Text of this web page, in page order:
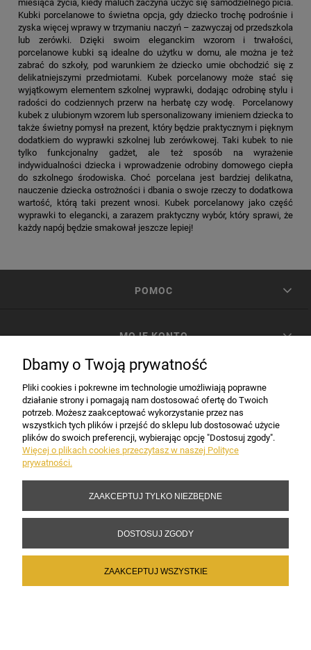
miesiąca życia, kiedy maluch zaczyna uczyć się samodzielnego picia.
Kubki porcelanowe to świetna opcja, gdy dziecko trochę podrośnie i
zyska więcej wprawy w trzymaniu naczyń – zazwyczaj od przedszkola
lub zerówki. Dzięki swoim eleganckim wzorom i trwałości,
porcelanowe kubki są idealne do użytku w domu, ale można je też
zabrać do szkoły, pod warunkiem że dziecko umie obchodzić się z
delikatniejszymi przedmiotami. Kubek porcelanowy może stać się
wyjątkowym elementem szkolnej wyprawki, dodając odrobinę stylu i
radości do codziennych przerw na herbatę czy wodę. Porcelanowy
kubek z ulubionym wzorem lub spersonalizowany imieniem dziecka to
także świetny pomysł na prezent, który będzie praktycznym i pięknym
dodatkiem do wyprawki szkolnej lub zerówkowej. Taki kubek to nie
tylko funkcjonalny gadżet, ale też sposób na wyrażenie
indywidualności dziecka i wprowadzenie odrobiny domowego ciepła
do szkolnego środowiska. Choć porcelana jest bardziej delikatna,
nauczenie dziecka ostrożności i dbania o swoje rzeczy to dodatkowa
wartość, którą taki prezent wnosi. Kubek porcelanowy jako część
wyprawki to elegancki, a zarazem praktyczny wybór, który sprawi, że
każdy napój będzie smakował jeszcze lepiej!
POMOC
MOJE KONTO
INFORMACJE
Copyright 2017-2026 Sakramento.pl
Dbamy o Twoją prywatność
Pliki cookies i pokrewne im technologie umożliwiają poprawne
działanie strony i pomagają nam dostosować ofertę do Twoich
potrzeb. Możesz zaakceptować wykorzystanie przez nas
wszystkich tych plików i przejść do sklepu lub dostosować użycie
plików do swoich preferencji, wybierając opcję "Dostosuj zgody".
Więcej o plikach cookies przeczytasz w naszej Polityce
prywatności.
ZAAKCEPTUJ TYLKO NIEZBĘDNE
DOSTOSUJ ZGODY
ZAAKCEPTUJ WSZYSTKIE